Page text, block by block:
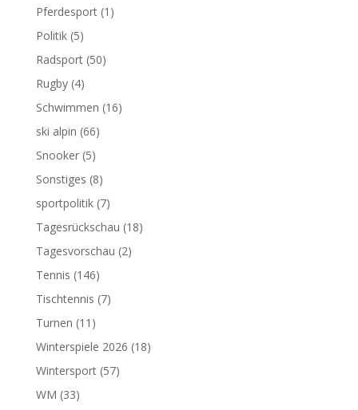
Pferdesport(1)
Politik(5)
Radsport(50)
Rugby(4)
Schwimmen (16)
ski alpin (66)
Snooker(5)
Sonstiges (8)
sportpolitik(7)
Tagesrückschau (18)
Tagesvorschau (2)
Tennis (146)
Tischtennis (7)
Turnen (11)
Winterspiele 2026 (18)
Wintersport(57)
WM (33)